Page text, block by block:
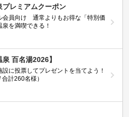
プレミアムクーポン
会員向け 通常よりもお得な「特別価
を満喫できる！
泉 百名湯2026】
に投票してプレゼントを当てよう！
合計260名様）